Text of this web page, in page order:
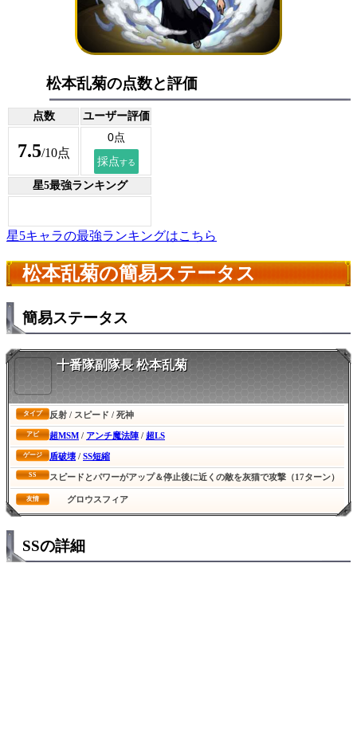
松本乱菊の点数と評価
点数 ユーザー評価
7.5/10点
星5最強ランキング
星5キャラの最強ランキングはこちら
松本乱菊の簡易ステータス
簡易ステータス
十番隊副隊長 松本乱菊
タイプ 反射 / スピード / 死神
アビ 超MSM / アンチ魔法陣 / 超LS
ゲージ 盾破壊 / SS短縮
SS スピードとパワーがアップ＆停止後に近くの敵を灰猫で攻撃（17ターン）
友情 グロウスフィア
SSの詳細